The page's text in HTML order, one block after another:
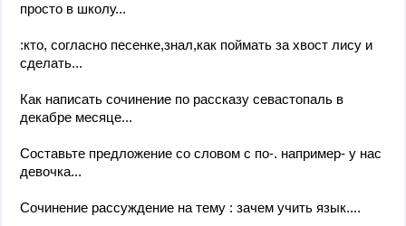
просто в школу...
:кто, согласно песенке,знал,как поймать за хвост лису и
сделать...
Как написать сочинение по рассказу севастопаль в
декабре месяце...
Составьте предложение со словом с по-. например- у нас
девочка...
Сочинение рассуждение на тему : зачем учить язык....